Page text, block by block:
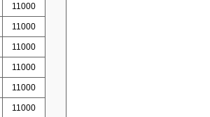
11000
11000
11000
11000
11000
11000